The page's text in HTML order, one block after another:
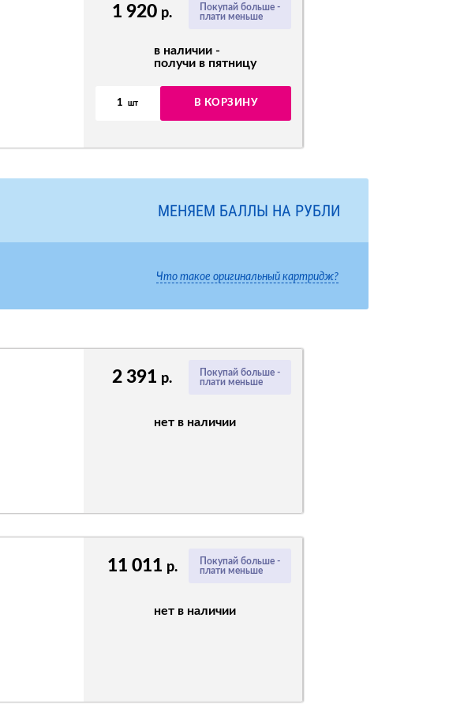
Покупай больше -
плати меньше
1 920 р.
в наличии -
получи в пятницу
1 шт В КОРЗИНУ
МЕНЯЕМ БАЛЛЫ НА РУБЛИ
Что такое оригинальный картридж?
Покупай больше -
плати меньше
2 391 р.
нет в наличии
Покупай больше -
плати меньше
11 011 р.
нет в наличии